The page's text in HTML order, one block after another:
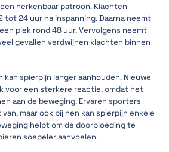
herkenbaar patroon. Klachten
tot 24 uur na inspanning. Daarna neemt
piek rond 48 uur. Vervolgens neemt
gevallen verdwijnen klachten binnen
kan spierpijn langer aanhouden. Nieuwe
voor een sterkere reactie, omdat het
aan de beweging. Ervaren sporters
maar ook bij hen kan spierpijn enkele
helpt om de doorbloeding te
soepeler aanvoelen.